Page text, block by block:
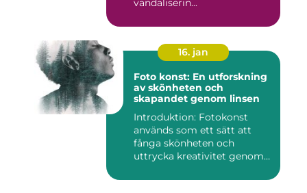
vandaliserin...
16. jan
Foto konst: En utforskning
av skönheten och
skapandet genom linsen
Introduktion: Fotokonst
används som ett sätt att
fånga skönheten och
uttrycka kreativitet genom